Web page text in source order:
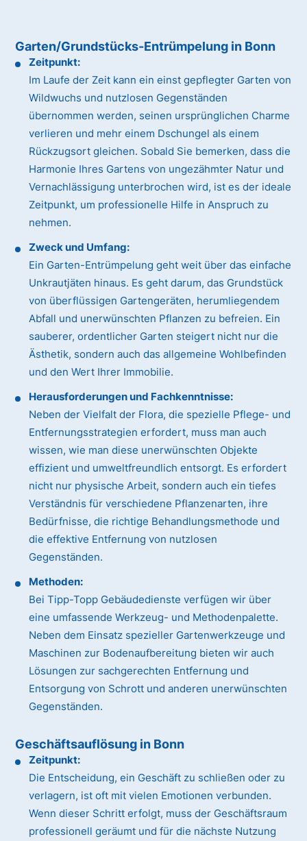
Garten/Grundstücks-Entrümpelung in Bonn
Zeitpunkt:
Im Laufe der Zeit kann ein einst gepflegter Garten von
Wildwuchs und nutzlosen Gegenständen
übernommen werden, seinen ursprünglichen Charme
verlieren und mehr einem Dschungel als einem
Rückzugsort gleichen. Sobald Sie bemerken, dass die
Harmonie Ihres Gartens von ungezähmter Natur und
Vernachlässigung unterbrochen wird, ist es der ideale
Zeitpunkt, um professionelle Hilfe in Anspruch zu
nehmen.
Zweck und Umfang:
Ein Garten-Entrümpelung geht weit über das einfache
Unkrautjäten hinaus. Es geht darum, das Grundstück
von überflüssigen Gartengeräten, herumliegendem
Abfall und unerwünschten Pflanzen zu befreien. Ein
sauberer, ordentlicher Garten steigert nicht nur die
Ästhetik, sondern auch das allgemeine Wohlbefinden
und den Wert Ihrer Immobilie.
Herausforderungen und Fachkenntnisse:
Neben der Vielfalt der Flora, die spezielle Pflege- und
Entfernungsstrategien erfordert, muss man auch
wissen, wie man diese unerwünschten Objekte
effizient und umweltfreundlich entsorgt. Es erfordert
nicht nur physische Arbeit, sondern auch ein tiefes
Verständnis für verschiedene Pflanzenarten, ihre
Bedürfnisse, die richtige Behandlungsmethode und
die effektive Entfernung von nutzlosen
Gegenständen.
Methoden:
Bei Tipp-Topp Gebäudedienste verfügen wir über
eine umfassende Werkzeug- und Methodenpalette.
Neben dem Einsatz spezieller Gartenwerkzeuge und
Maschinen zur Bodenaufbereitung bieten wir auch
Lösungen zur sachgerechten Entfernung und
Entsorgung von Schrott und anderen unerwünschten
Gegenständen.
Geschäftsauflösung in Bonn
Zeitpunkt:
Die Entscheidung, ein Geschäft zu schließen oder zu
verlagern, ist oft mit vielen Emotionen verbunden.
Wenn dieser Schritt erfolgt, muss der Geschäftsraum
professionell geräumt und für die nächste Nutzung